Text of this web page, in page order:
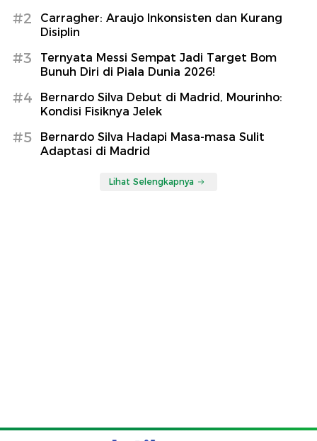
#2
Carragher: Araujo Inkonsisten dan Kurang
Disiplin
#3
Ternyata Messi Sempat Jadi Target Bom
Bunuh Diri di Piala Dunia 2026!
#4
Bernardo Silva Debut di Madrid, Mourinho:
Kondisi Fisiknya Jelek
#5
Bernardo Silva Hadapi Masa-masa Sulit
Adaptasi di Madrid
Lihat Selengkapnya